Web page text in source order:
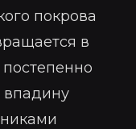
покрова
в